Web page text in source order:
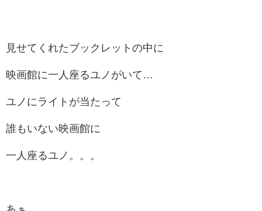
見せてくれたブックレットの中に
映画館に一人座るユノがいて…
ユノにライトが当たって
誰もいない映画館に
一人座るユノ。。。